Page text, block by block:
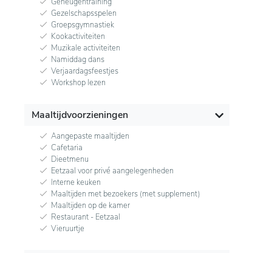
Gezelschapsspelen
Groepsgymnastiek
Kookactiviteiten
Muzikale activiteiten
Namiddag dans
Verjaardagsfeestjes
Workshop lezen
Maaltijdvoorzieningen
Aangepaste maaltijden
Cafetaria
Dieetmenu
Eetzaal voor privé aangelegenheden
Interne keuken
Maaltijden met bezoekers (met supplement)
Maaltijden op de kamer
Restaurant - Eetzaal
Vieruurtje